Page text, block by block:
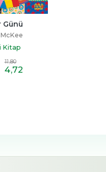
Günü
Kitap
11,80
4,72